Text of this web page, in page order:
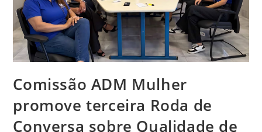
Comissão ADM Mulher
promove terceira Roda de
Conversa sobre Qualidade de